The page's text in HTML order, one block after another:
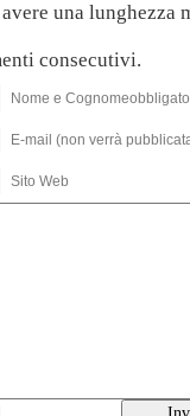
una lunghezza
consecutivi.
Nome e
E-mail (non verrà
Sito Web